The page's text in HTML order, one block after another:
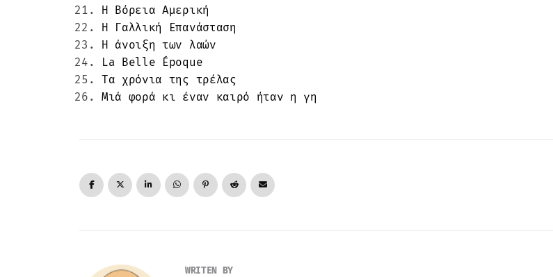
Η Βόρεια Αμερική
Η Γαλλική Επανάσταση
Η άνοιξη των λαών
La Belle Époque
Τα χρόνια της τρέλας
Μιά φορά κι έναν καιρό ήταν η γη
WRITEN BY